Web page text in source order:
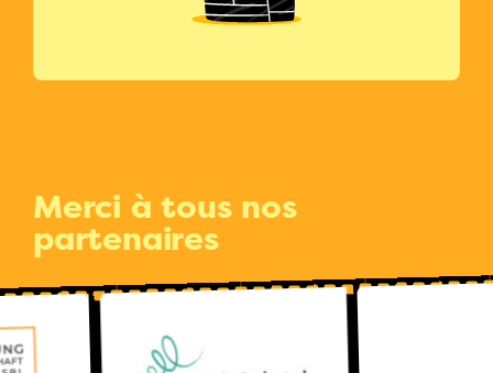
Merci à tous nos
partenaires